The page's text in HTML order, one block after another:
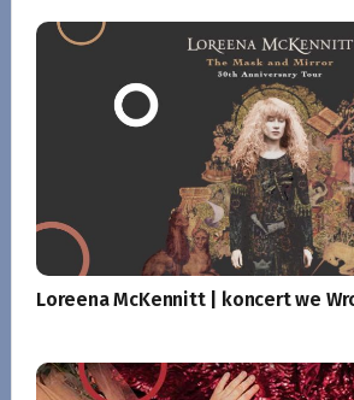
Loreena McKennitt | koncert we